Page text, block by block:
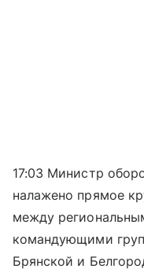
17:03 Министр
налажено прямое
между
командующими
Брянской и